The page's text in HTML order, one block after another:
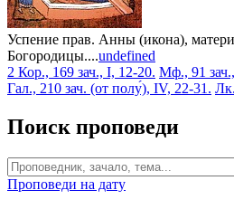
Успение прав. Анны (икона),
Богородицы....undefined
2 Кор., 169 зач., I, 12-20. Мф., 91
Гал., 210 зач. (от полу́), IV, 22-31.
Поиск проповеди
Проповеди на дату